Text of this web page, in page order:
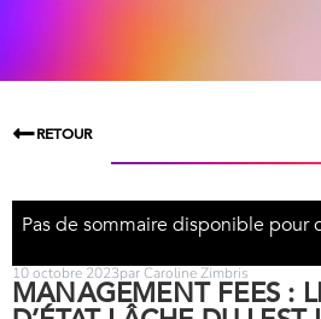
RETOUR
10 octobre 2023par Caroline Zimbris
MANAGEMENT FEES :
Pas de sommaire disponible pour